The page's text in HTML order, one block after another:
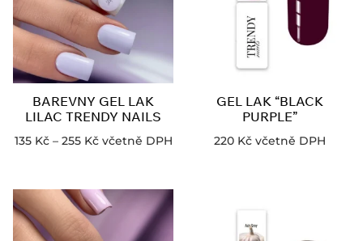
BAREVNY GEL LAK
LILAC TRENDY NAILS
135 Kč – 255 Kč včetně DPH
GEL LAK “BLACK
PURPLE”
220 Kč včetně DPH